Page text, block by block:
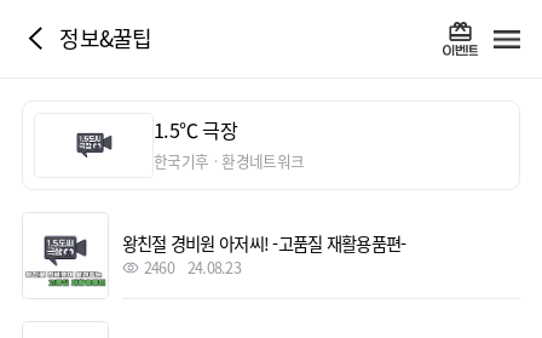
정보&꿀팁
1.5℃ 극장
한국기후ㆍ환경네트워크
왕친절 경비원 아저씨! -고품질 재활용품편-
2460 24.08.23